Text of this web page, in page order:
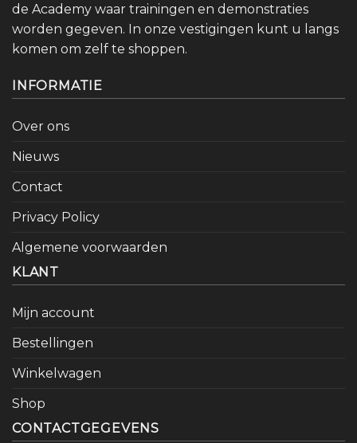
de Academy waar trainingen en demonstraties
worden gegeven. In onze vestigingen kunt u langs
komen om zelf te shoppen.
INFORMATIE
Over ons
Nieuws
Contact
Privacy Policy
Algemene voorwaarden
KLANT
Mijn account
Bestellingen
Winkelwagen
Shop
CONTACTGEGEVENS